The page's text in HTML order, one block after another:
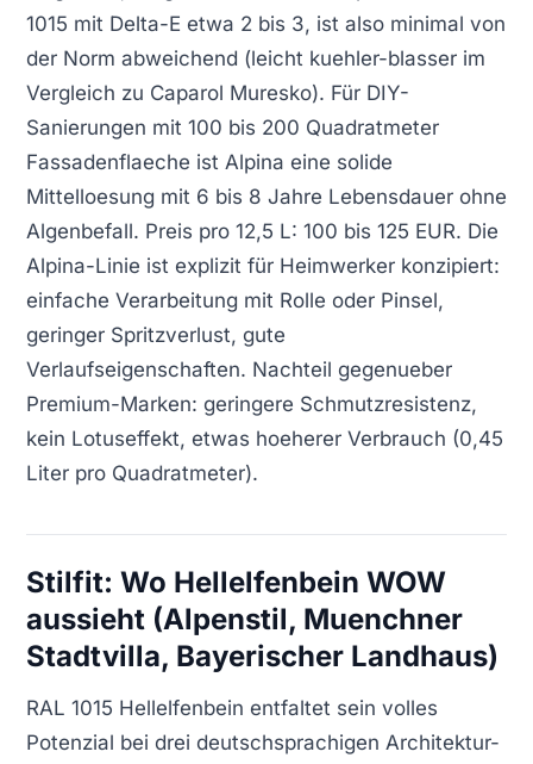
1015 mit Delta-E etwa 2 bis 3, ist also minimal von
der Norm abweichend (leicht kuehler-blasser im
Vergleich zu Caparol Muresko). Für DIY-
Sanierungen mit 100 bis 200 Quadratmeter
Fassadenflaeche ist Alpina eine solide
Mittelloesung mit 6 bis 8 Jahre Lebensdauer ohne
Algenbefall. Preis pro 12,5 L: 100 bis 125 EUR. Die
Alpina-Linie ist explizit für Heimwerker konzipiert:
einfache Verarbeitung mit Rolle oder Pinsel,
geringer Spritzverlust, gute
Verlaufseigenschaften. Nachteil gegenueber
Premium-Marken: geringere Schmutzresistenz,
kein Lotuseffekt, etwas hoeherer Verbrauch (0,45
Liter pro Quadratmeter).
Stilfit: Wo Hellelfenbein WOW
aussieht (Alpenstil, Muenchner
Stadtvilla, Bayerischer Landhaus)
RAL 1015 Hellelfenbein entfaltet sein volles
Potenzial bei drei deutschsprachigen Architektur-